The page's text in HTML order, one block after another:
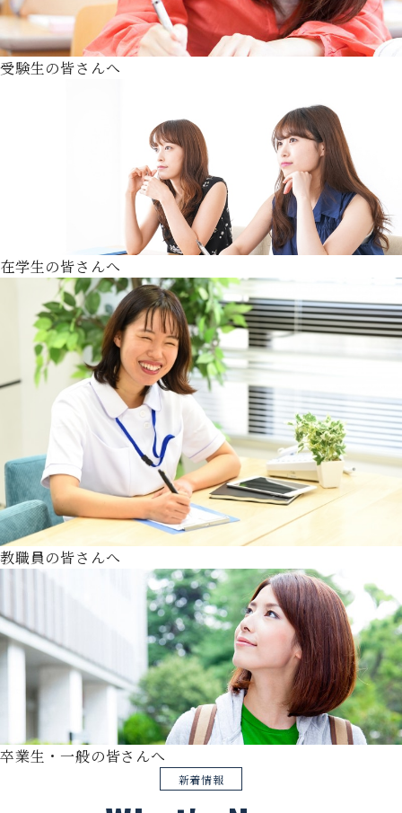
受験生の皆さんへ
在学生の皆さんへ
教職員の皆さんへ
卒業生・一般の皆さんへ
新着情報